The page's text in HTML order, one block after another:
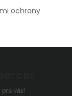
ochrany
vás!